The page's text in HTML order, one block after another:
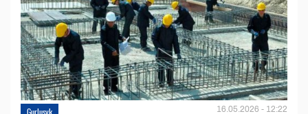
Gurluşyk 16.05.2026 - 12:22